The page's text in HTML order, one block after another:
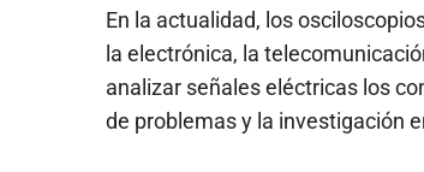
En la actualidad, los
la electrónica, la
analizar señales eléctricas los
de problemas y la investigación